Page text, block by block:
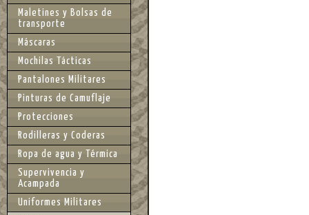
Maletines y Bolsas de
transporte
Máscaras
Mochilas Tácticas
Pantalones Militares
Pinturas de Camuflaje
Protecciones
Rodilleras y Coderas
Ropa de agua y Térmica
Supervivencia y
Acampada
Uniformes Militares